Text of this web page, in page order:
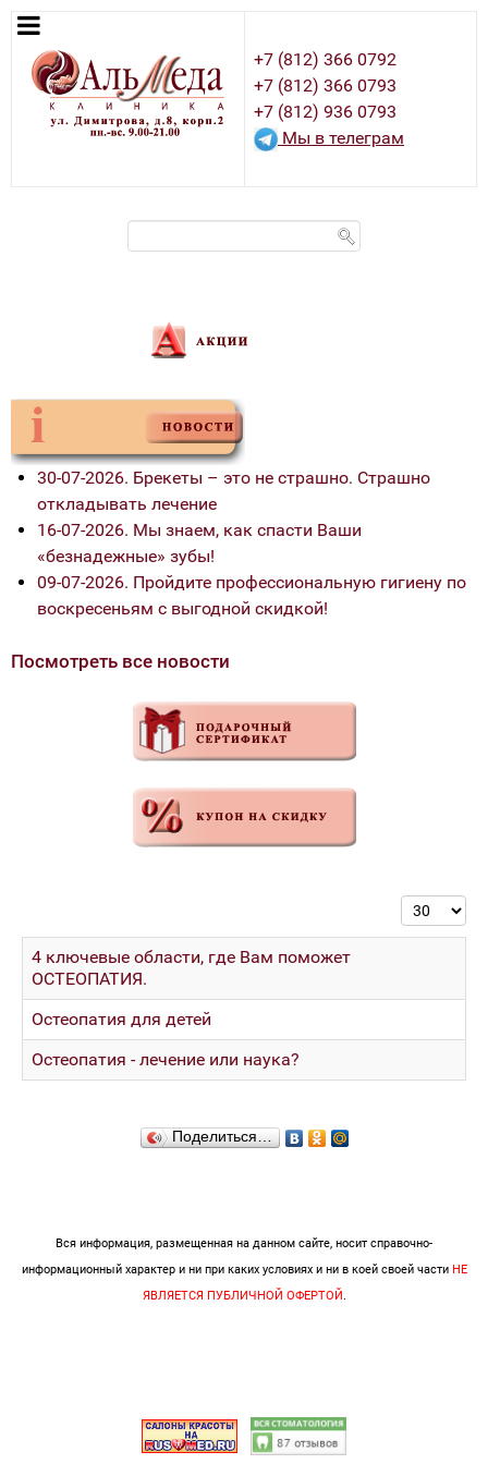
+7 (812) 366 0792
+7 (812) 366 0793
+7 (812) 936 0793
Мы в телеграм
30-07-2026. Брекеты – это не страшно. Страшно
откладывать лечение
16-07-2026. Мы знаем, как спасти Ваши
«безнадежные» зубы!
09-07-2026. Пройдите профессиональную гигиену по
воскресеньям с выгодной скидкой!
Посмотреть все новости
Кол-во
4 ключевые области, где Вам поможет
ОСТЕОПАТИЯ.
Остеопатия для детей
Остеопатия - лечение или наука?
Поделиться…
Вся информация, размещенная на данном сайте, носит справочно-
информационный характер и ни при каких условиях и ни в коей своей части НЕ
ЯВЛЯЕТСЯ ПУБЛИЧНОЙ ОФЕРТОЙ.